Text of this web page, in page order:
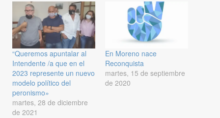
“Queremos apuntalar al
Intendente /a que en el
2023 represente un nuevo
modelo político del
peronismo»
martes, 28 de diciembre
de 2021
En Moreno nace
Reconquista
martes, 15 de septiembre
de 2020